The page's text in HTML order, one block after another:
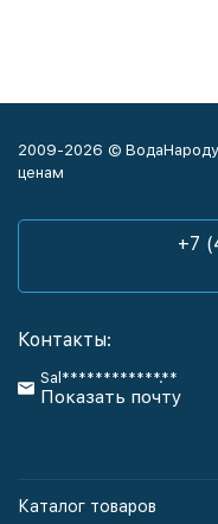
2009-2026 ©
ценам
+7
Контакты:
Sal************.**
Показать почту
Каталог товаров